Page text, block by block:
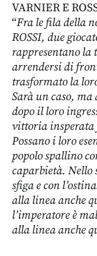
VARNIER E
“Fra le fila della
ROSSI, due
rappresentano la
arrendersi di
trasformato la
Sarà un caso,
dopo il loro
vittoria
Possano i loro
popolo spallino
caparbietà. Nello
sfiga e con
alla linea anche
l’imperatore è
alla linea anche